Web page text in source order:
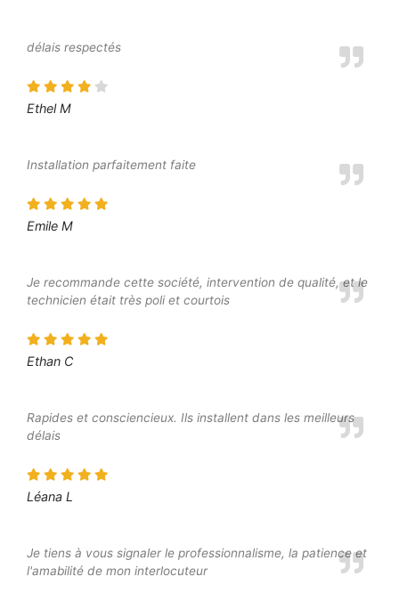
délais respectés
Ethel M
Installation parfaitement faite
Emile M
Je recommande cette société, intervention de qualité, et le
technicien était très poli et courtois
Ethan C
Rapides et consciencieux. Ils installent dans les meilleurs
délais
Léana L
Je tiens à vous signaler le professionnalisme, la patience et
l'amabilité de mon interlocuteur